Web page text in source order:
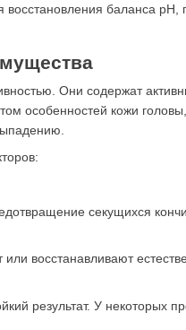
баланса pH,
Они содержат
особенностей кожи головы,
секущихся
восстанавливают
результат. У некоторых